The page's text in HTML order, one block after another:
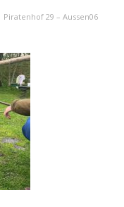
Piratenhof 29 – Aussen06